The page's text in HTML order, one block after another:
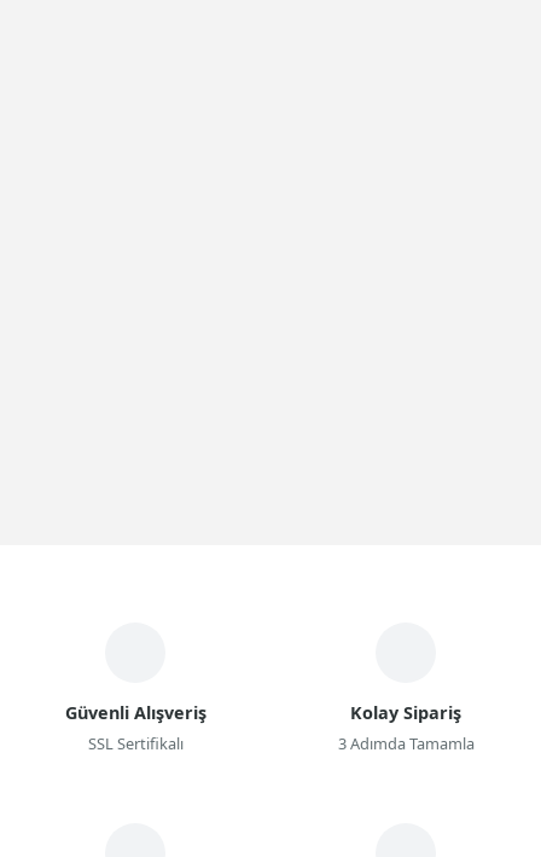
Güvenli Alışveriş
SSL Sertifikalı
Kolay Sipariş
3 Adımda Tamamla